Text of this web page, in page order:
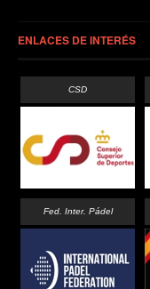
ENLACES DE INTERÉS
CSD
Fed. Inter. Pádel